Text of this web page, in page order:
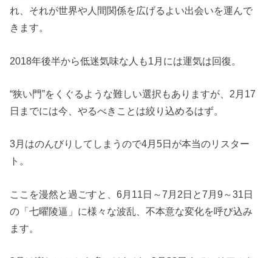
れ、それが世界や人間関係を広げるよい出会いを運んで
きます。
2018年後半から低迷気味な人も1月には運気は回復。
“狭い門”をくぐるような難しい選択もありますが、2月17
日までには今、やるべきことは絞り込めるはず。
3月はのんびりしてしまうので4月5日が本当のリスター
ト。
ここを漫然と過ごすと、6月11日～7月2日と7月9～31日
の「七曜陵逼」に様々な波乱、不本意な変化を呼び込み
ます。